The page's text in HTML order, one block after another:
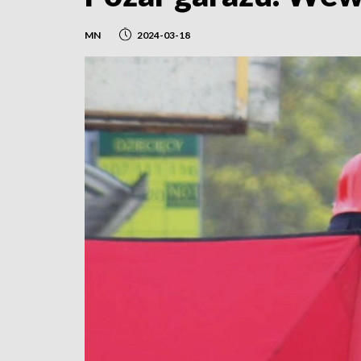
MN 2024-03-18